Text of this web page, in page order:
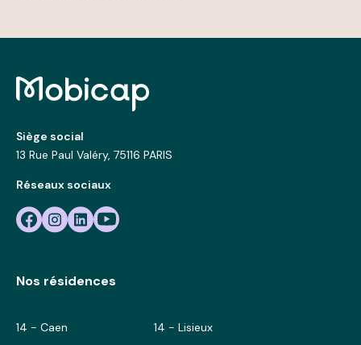
Siège social
13 Rue Paul Valéry, 75116 PARIS
Réseaux sociaux
Nos résidences
14 - Caen 14 - Lisieux